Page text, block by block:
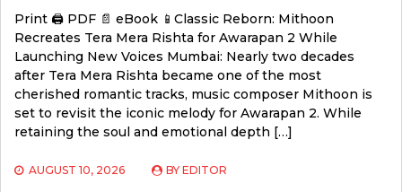
Print 🖨 PDF 📄 eBook 📱Classic Reborn: Mithoon
Recreates Tera Mera Rishta for Awarapan 2 While
Launching New Voices Mumbai: Nearly two decades
after Tera Mera Rishta became one of the most
cherished romantic tracks, music composer Mithoon is
set to revisit the iconic melody for Awarapan 2. While
retaining the soul and emotional depth […]
AUGUST 10, 2026 BY EDITOR